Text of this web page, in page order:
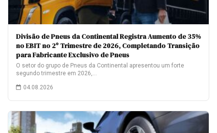
Divisão de Pneus da Continental Registra Aumento de 35%
no EBIT no 2º Trimestre de 2026, Completando Transição
para Fabricante Exclusivo de Pneus
O setor do grupo de Pneus da Continental apresentou um forte
segundo trimestre em 2026,…
04.08.2026